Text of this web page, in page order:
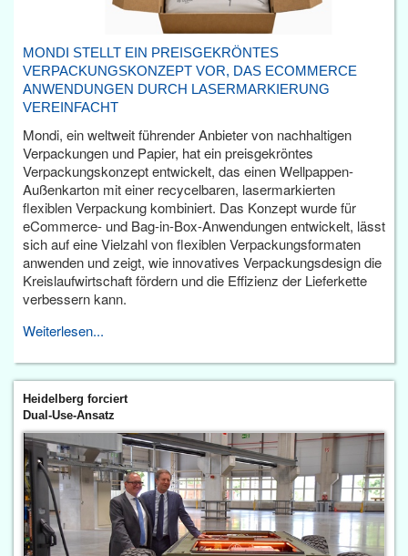
MONDI STELLT EIN PREISGEKRÖNTES
VERPACKUNGSKONZEPT VOR, DAS ECOMMERCE
ANWENDUNGEN DURCH LASERMARKIERUNG
VEREINFACHT
Mondi, ein weltweit führender Anbieter von nachhaltigen
Verpackungen und Papier, hat ein preisgekröntes
Verpackungskonzept entwickelt, das einen Wellpappen-
Außenkarton mit einer recycelbaren, lasermarkierten
flexiblen Verpackung kombiniert. Das Konzept wurde für
eCommerce- und Bag-in-Box-Anwendungen entwickelt, lässt
sich auf eine Vielzahl von flexiblen Verpackungsformaten
anwenden und zeigt, wie innovatives Verpackungsdesign die
Kreislaufwirtschaft fördern und die Effizienz der Lieferkette
verbessern kann.
Weiterlesen...
Heidelberg forciert
Dual-Use-Ansatz